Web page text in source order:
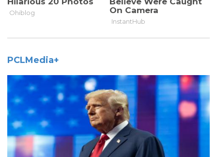
PCLMedia+